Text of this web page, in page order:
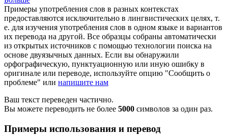
Примеры употребления слов в разных контекстах
предоставляются исключительно в лингвистических целях, т.
е. для изучения употребления слов в одном языке и вариантов
их перевода на другой. Все образцы собраны автоматически
из открытых источников с помощью технологии поиска на
основе двуязычных данных. Если вы обнаружили
орфографическую, пунктуационную или иную ошибку в
оригинале или переводе, используйте опцию "Сообщить о
проблеме" или напишите нам
Ваш текст переведен частично.
Вы можете переводить не более 5000 символов за один раз.
Примеры использования и перевод